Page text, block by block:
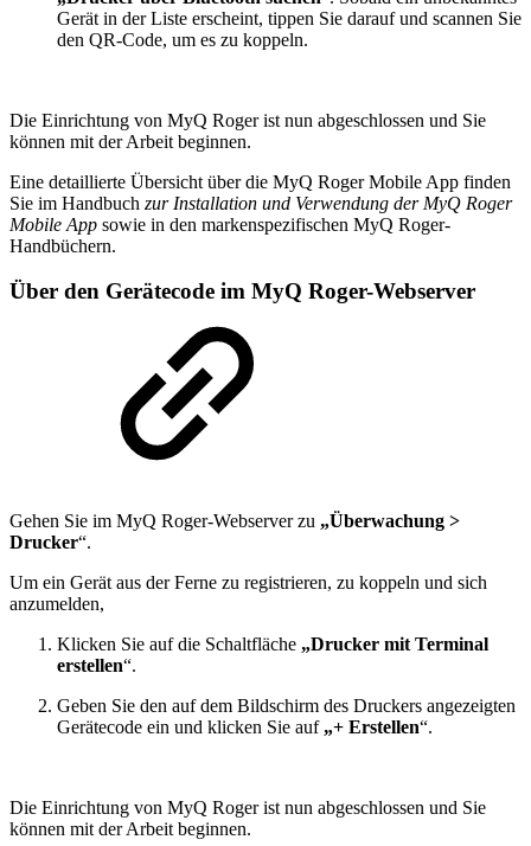
Gerät in der Liste erscheint, tippen Sie darauf und scannen Sie
den QR-Code, um es zu koppeln.
Die Einrichtung von MyQ Roger ist nun abgeschlossen und Sie
können mit der Arbeit beginnen.
Eine detaillierte Übersicht über die MyQ Roger Mobile App finden
Sie im Handbuch zur Installation und Verwendung der MyQ Roger
Mobile App sowie in den markenspezifischen MyQ Roger-
Handbüchern.
Über den Gerätecode im MyQ Roger-Webserver
Gehen Sie im MyQ Roger-Webserver zu „Überwachung >
Drucker“.
Um ein Gerät aus der Ferne zu registrieren, zu koppeln und sich
anzumelden,
Klicken Sie auf die Schaltfläche „Drucker mit Terminal
erstellen“.
Geben Sie den auf dem Bildschirm des Druckers angezeigten
Gerätecode ein und klicken Sie auf „+ Erstellen“.
Die Einrichtung von MyQ Roger ist nun abgeschlossen und Sie
können mit der Arbeit beginnen.